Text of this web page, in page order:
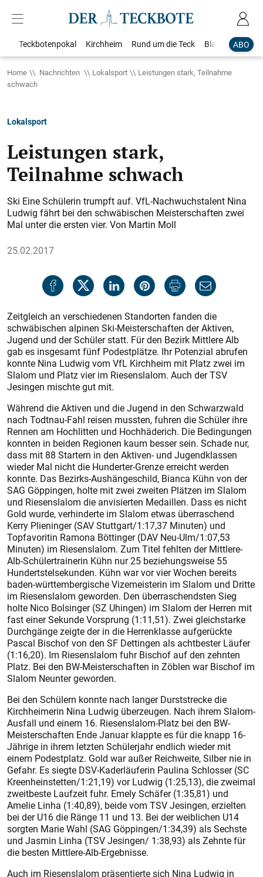
ABO
Teckbotenpokal Kirchheim Rund um die Teck Blaulicht
Home Nachrichten Lokalsport
Leistungen stark, Teilnahme
schwach
Lokalsport
Leistungen stark,
Teilnahme schwach
Ski Eine Schülerin trumpft auf. VfL-Nachwuchstalent Nina
Ludwig fährt bei den schwäbischen Meisterschaften zwei
Mal unter die ersten vier. Von Martin Moll
25.02.2017
Zeitgleich an verschiedenen Standorten fanden die
schwäbischen alpinen Ski-Meisterschaften der Aktiven,
Jugend und der Schüler statt. Für den Bezirk Mittlere Alb
gab es insgesamt fünf Podestplätze. Ihr Potenzial abrufen
konnte Nina Ludwig vom VfL Kirchheim mit Platz zwei im
Slalom und Platz vier im Riesenslalom. Auch der TSV
Jesingen mischte gut mit.
Während die Aktiven und die Jugend in den Schwarzwald
nach Todtnau-Fahl reisen mussten, fuhren die Schüler ihre
Rennen am Hochlitten und Hochhäderich. Die Bedingungen
konnten in beiden Regionen kaum besser sein. Schade nur,
dass mit 88 Startern in den Aktiven- und Jugendklassen
wieder Mal nicht die Hunderter-Grenze erreicht werden
konnte. Das Bezirks-Aushängeschild, Bianca Kühn von der
SAG Göppingen, holte mit zwei zweiten Plätzen im Slalom
und Riesenslalom die anvisierten Medaillen. Dass es nicht
Gold wurde, verhinderte im Slalom etwas überraschend
Kerry Plieninger (SAV Stuttgart/1:17,37 Minuten) und
Topfavoritin Ramona Böttinger (DAV Neu-Ulm/1:07,53
Minuten) im Riesenslalom. Zum Titel fehlten der Mittlere-
Alb-Schülertrainerin Kühn nur 25 beziehungsweise 55
Hundertstelsekunden. Kühn war vor vier Wochen bereits
baden-württembergische Vizemeisterin im Slalom und Dritte
im Riesenslalom geworden. Den überraschendsten Sieg
holte Nico Bolsinger (SZ Uhingen) im Slalom der Herren mit
fast einer Sekunde Vorsprung (1:11,51). Zwei gleichstarke
Durchgänge zeigte der in die Herrenklasse aufgerückte
Pascal Bischof von den SF Dettingen als achtbester Läufer
(1:16,20). Im Riesenslalom fuhr Bischof auf den zehnten
Platz. Bei den BW-Meisterschaften in Zöblen war Bischof im
Slalom Neunter geworden.
Bei den Schülern konnte nach langer Durststrecke die
Kirchheimerin Nina Ludwig überzeugen. Nach ihrem Slalom-
Ausfall und einem 16. Riesenslalom-Platz bei den BW-
Meisterschaften Ende Januar klappte es für die knapp 16-
Jährige in ihrem letzten Schülerjahr endlich wieder mit
einem Podestplatz. Gold war außer Reichweite, Silber nie in
Gefahr. Es siegte DSV-Kaderläuferin Paulina Schlosser (SC
Kreenheinstetten/1:21,19) vor Ludwig (1:25,13), die zweimal
zweitbeste Laufzeit fuhr. Emely Schäfer (1:35,81) und
Amelie Linha (1:40,89), beide vom TSV Jesingen, erzielten
bei der U16 die Ränge 11 und 13. Bei der weiblichen U14
sorgten Marie Wahl (SAG Göppingen/1:34,39) als Sechste
und Jasmin Linha (TSV Jesingen/ 1:38,93) als Zehnte für
die besten Mittlere-Alb-Ergebnisse.
Auch im Riesenslalom präsentierte sich Nina Ludwig in